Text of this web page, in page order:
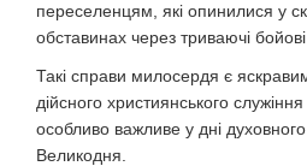
переселенцям, які опинилися у
обставинах через триваючі бойові
Такі справи милосердя є
дійсного християнського
особливо важливе у дні
Великодня.